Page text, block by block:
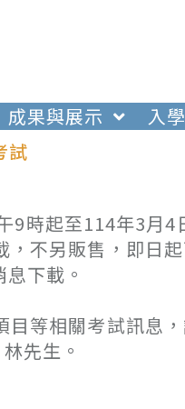
成果與展示 入
試
時起至114年3月4
不另販售，即日
下載。
等相關考試訊息
先生。